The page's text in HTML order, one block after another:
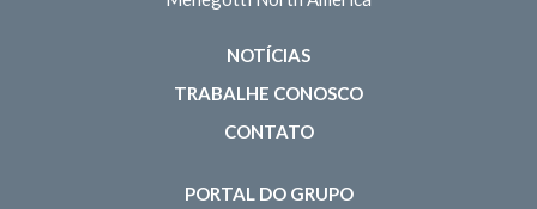
NOTÍCIAS
TRABALHE CONOSCO
CONTATO
PORTAL DO GRUPO